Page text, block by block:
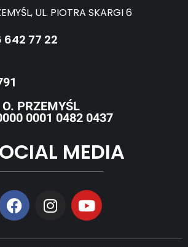
UL. PIOTRA SKARGI 6
642 77 22
PRZEMYŚL
0001 0482 0437
MEDIA